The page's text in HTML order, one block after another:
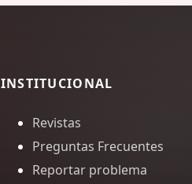
INSTITUCIONAL
Revistas
Preguntas Frecuentes
Reportar problema